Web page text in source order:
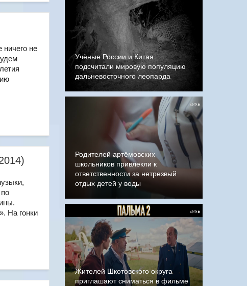
ничего не
На гонки
Учёные России и Китая
подсчитали мировую популяцию
дальневосточного леопарда
Родителей артёмовских
школьников привлекли к
ответственности за нетрезвый
отдых детей у воды
Жителей Шкотовского округа
приглашают сниматься в фильме